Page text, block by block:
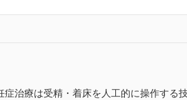
症治療は受精・着床を人工的に操作する